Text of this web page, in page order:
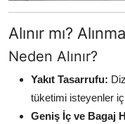
Alınır mı?
Neden Alınır?
Yakıt Tasarrufu:
tüketimi isteyenler
Geniş İç ve Bagaj